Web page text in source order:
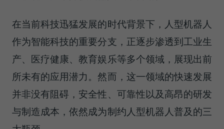
在当前科技迅猛发展的时代背景下，人型机器人
作为智能科技的重要分支，正逐步渗透到工业生
产、医疗健康、教育娱乐等多个领域，展现出前
所未有的应用潜力。然而，这一领域的快速发展
并非没有阻碍，安全性、可靠性以及高昂的研发
与制造成本，依然成为制约人型机器人普及的三